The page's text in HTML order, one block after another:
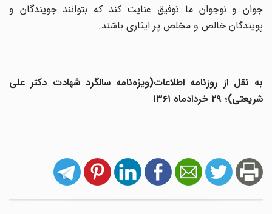
جوان و نوجوان ما توفیق عنایت کند که بتوانند جویندگان و
پویندگان خالص و مخلص پر ایثاری باشند.
به نقل از روزنامه اطلاعات(ویژه‌نامه سالگرد شهادت دکتر علی
شریعتی)؛ ۲۹ خردادماه ۱۳۶۱